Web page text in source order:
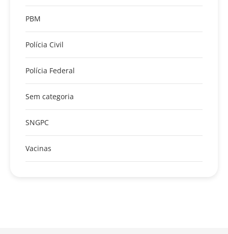
PBM
Polícia Civil
Polícia Federal
Sem categoria
SNGPC
Vacinas